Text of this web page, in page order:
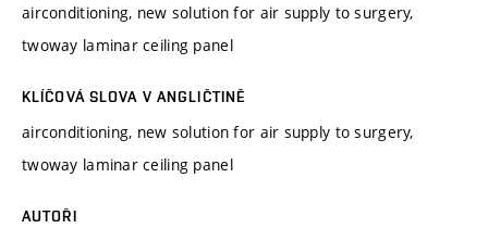
airconditioning, new solution for air supply to surgery,
twoway laminar ceiling panel
KLÍČOVÁ SLOVA V ANGLIČTINĚ
airconditioning, new solution for air supply to surgery,
twoway laminar ceiling panel
AUTOŘI